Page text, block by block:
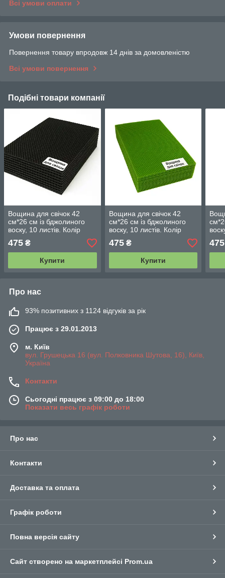
Всі умови оплати
Умови повернення
Повернення товару впродовж 14 днів за домовленістю
Всі умови повернення
Подібні товари компанії
Вощина для свічок 42
см*26 см із бджолиного
воску, 10 листів. Колір
чорний
475 ₴
Купити
Вощина для свічок 42
см*26 см із бджолиного
воску, 10 листів. Колір
зелений.
475₴
Купити
475
Про нас
93% позитивних з 1124 відгуків за рік
Працює з 29.01.2013
м. Київ
вул. Грушецька 16 (вул. Полковника Шутова, 16), Київ,
Україна
Контакти
Сьогодні працює з 09:00 до 18:00
Показати весь графік роботи
Про нас
Контакти
Доставка та оплата
Графік роботи
Повна версія сайту
Сайт створено на маркетплейсі Prom.ua